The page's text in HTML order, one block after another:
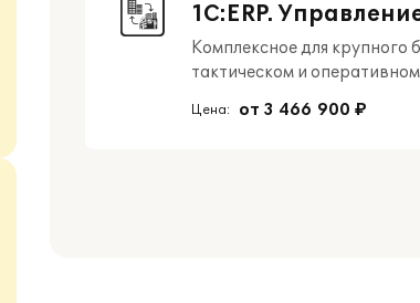
1С:ERP.
Комплексное для
тактическом и
Цена: от 3 466 900 ₽